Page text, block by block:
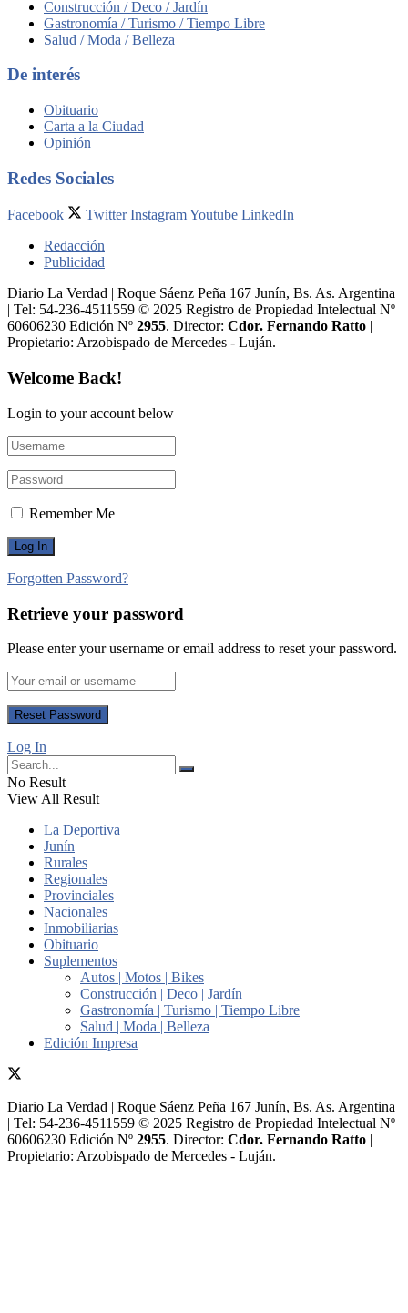
Construcción / Deco / Jardín
Gastronomía / Turismo / Tiempo Libre
Salud / Moda / Belleza
De interés
Obituario
Carta a la Ciudad
Opinión
Redes Sociales
Facebook Twitter InstagramYoutube LinkedIn
Redacción
Publicidad
Diario La Verdad | Roque Sáenz Peña 167 Junín, Bs. As. Argentina
| Tel: 54-236-4511559 © 2025 Registro de Propiedad Intelectual Nº
60606230 Edición Nº 2955. Director:​ Cdor. Fernando Ratto |
Propietario:​ Arzobispado de Mercedes - Luján.
Welcome Back!
Login to your account below
Remember Me
Forgotten Password?
Retrieve your password
Please enter your username or email address to reset your password.
Log In
No Result
View All Result
La Deportiva
Junín
Rurales
Regionales
Provinciales
Nacionales
Inmobiliarias
Obituario
Suplementos
Autos | Motos | Bikes
Construcción | Deco | Jardín
Gastronomía | Turismo | Tiempo Libre
Salud | Moda | Belleza
Edición Impresa
Diario La Verdad | Roque Sáenz Peña 167 Junín, Bs. As. Argentina
| Tel: 54-236-4511559 © 2025 Registro de Propiedad Intelectual Nº
60606230 Edición Nº 2955. Director:​ Cdor. Fernando Ratto |
Propietario:​ Arzobispado de Mercedes - Luján.